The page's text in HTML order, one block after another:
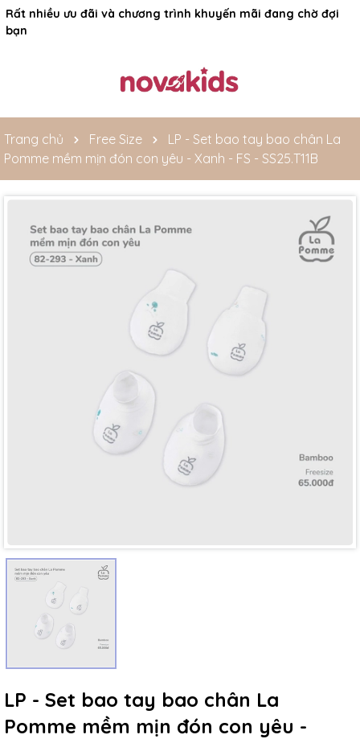
Rất nhiều ưu đãi và chương trình khuyến mãi đang chờ đợi
bạn
Trang chủ Free Size
LP - Set bao tay bao chân La
Pomme mềm mịn đón con yêu - Xanh - FS - SS25.T11B
LP - Set bao tay bao chân La
Pomme mềm mịn đón con yêu -
Ngày hết hạn:
Điều kiện: